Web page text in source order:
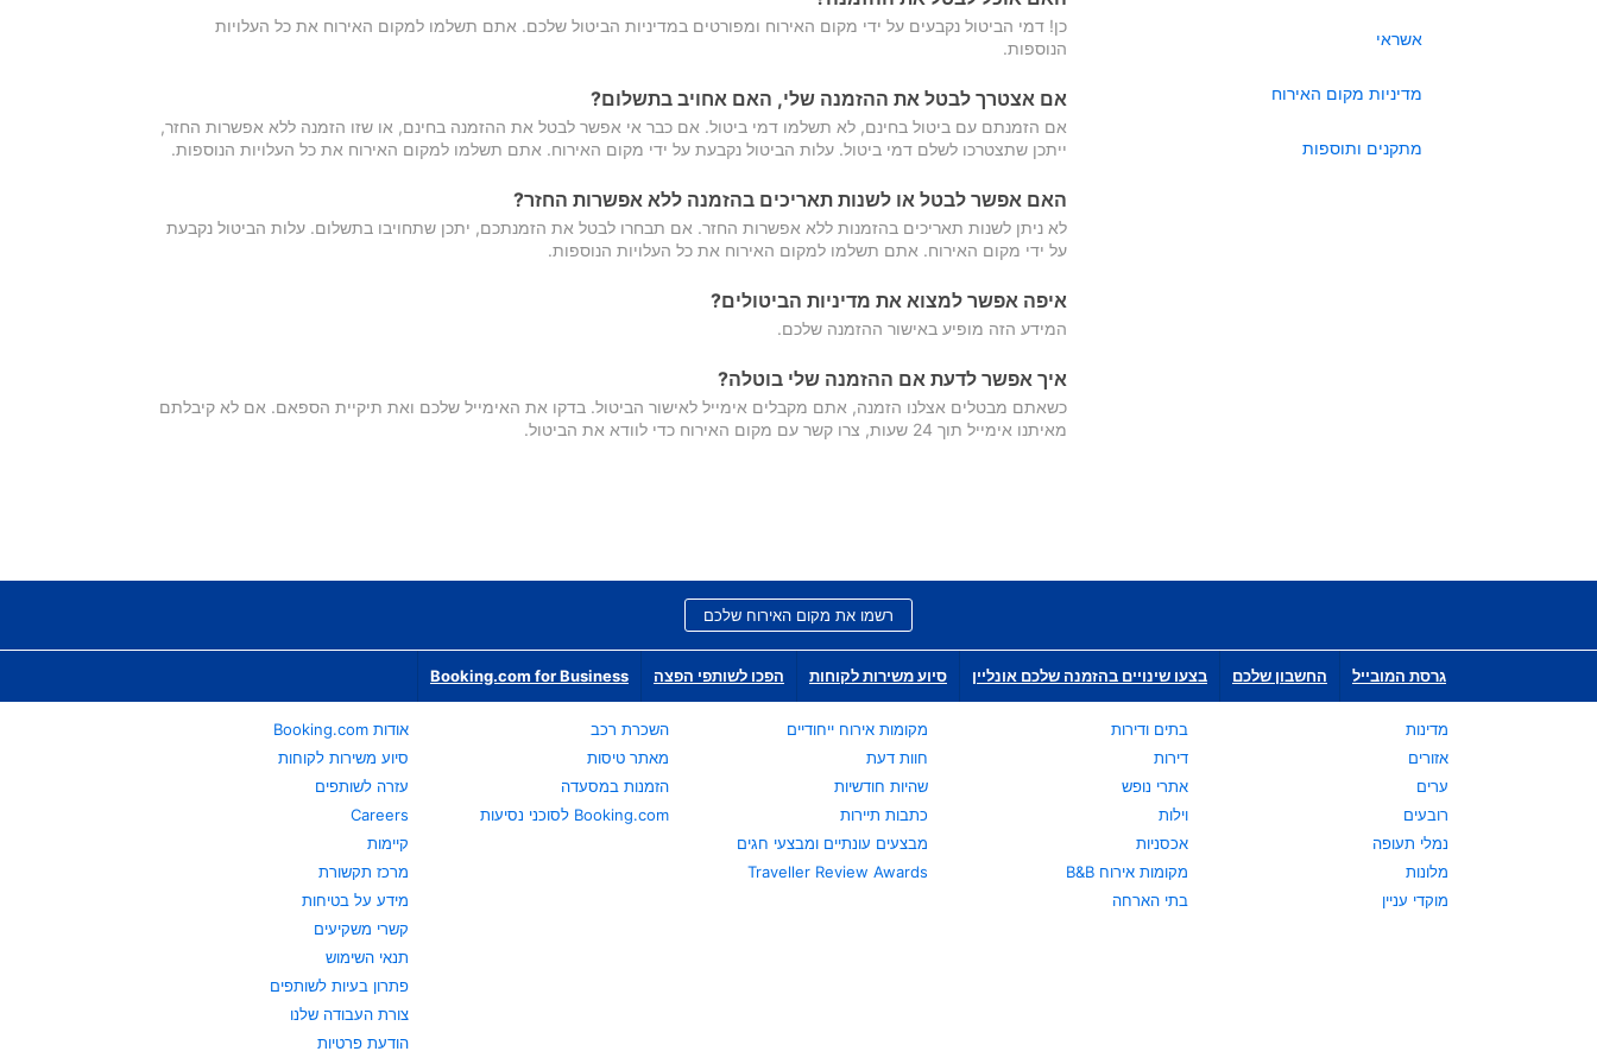
אשראי
מדיניות מקום האירוח
מתקנים ותוספות
כן! דמי הביטול נקבעים על ידי מקום האירוח ומפורטים במדיניות הביטול שלכם. אתם תשלמו למקום האירוח את כל העלויות
הנוספות.
אם אצטרך לבטל את ההזמנה שלי, האם אחויב בתשלום?
אם הזמנתם עם ביטול בחינם, לא תשלמו דמי ביטול. אם כבר אי אפשר לבטל את ההזמנה בחינם, או שזו הזמנה ללא אפשרות החזר,
ייתכן שתצטרכו לשלם דמי ביטול. עלות הביטול נקבעת על ידי מקום האירוח. אתם תשלמו למקום האירוח את כל העלויות הנוספות.
האם אפשר לבטל או לשנות תאריכים בהזמנה ללא אפשרות החזר?
לא ניתן לשנות תאריכים בהזמנות ללא אפשרות החזר. אם תבחרו לבטל את הזמנתכם, יתכן שתחויבו בתשלום. עלות הביטול נקבעת
על ידי מקום האירוח. אתם תשלמו למקום האירוח את כל העלויות הנוספות.
איפה אפשר למצוא את מדיניות הביטולים?
המידע הזה מופיע באישור ההזמנה שלכם.
איך אפשר לדעת אם ההזמנה שלי בוטלה?
כשאתם מבטלים אצלנו הזמנה, אתם מקבלים אימייל לאישור הביטול. בדקו את האימייל שלכם ואת תיקיית הספאם. אם לא קיבלתם
מאיתנו אימייל תוך 24 שעות, צרו קשר עם מקום האירוח כדי לוודא את הביטול.
רשמו את מקום האירוח שלכם
גרסת המובייל החשבון שלכם בצעו שינויים בהזמנה שלכם אונליין סיוע משירות לקוחות הפכו לשותפי הפצה Booking.com for Business
מדינות
אזורים
ערים
רובעים
נמלי תעופה
מלונות
מוקדי עניין
בתים ודירות
דירות
אתרי נופש
וילות
אכסניות
מקומות אירוח B&B
בתי הארחה
מקומות אירוח ייחודיים
חוות דעת
שהיות חודשיות
כתבות תיירות
מבצעים עונתיים ומבצעי חגים
Traveller Review Awards
השכרת רכב
מאתר טיסות
הזמנות במסעדה
Booking.com לסוכני נסיעות
אודות Booking.com
סיוע משירות לקוחות
עזרה לשותפים
Careers
קיימות
מרכז תקשורת
מידע על בטיחות
קשרי משקיעים
תנאי השימוש
פתרון בעיות לשותפים
צורת העבודה שלנו
הודעת פרטיות